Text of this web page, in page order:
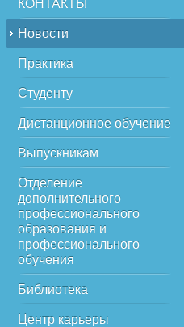
КОНТАКТЫ
Новости
Практика
Студенту
Дистанционное обучение
Выпускникам
Отделение
дополнительного
профессионального
образования и
профессионального
обучения
Библиотека
Центр карьеры